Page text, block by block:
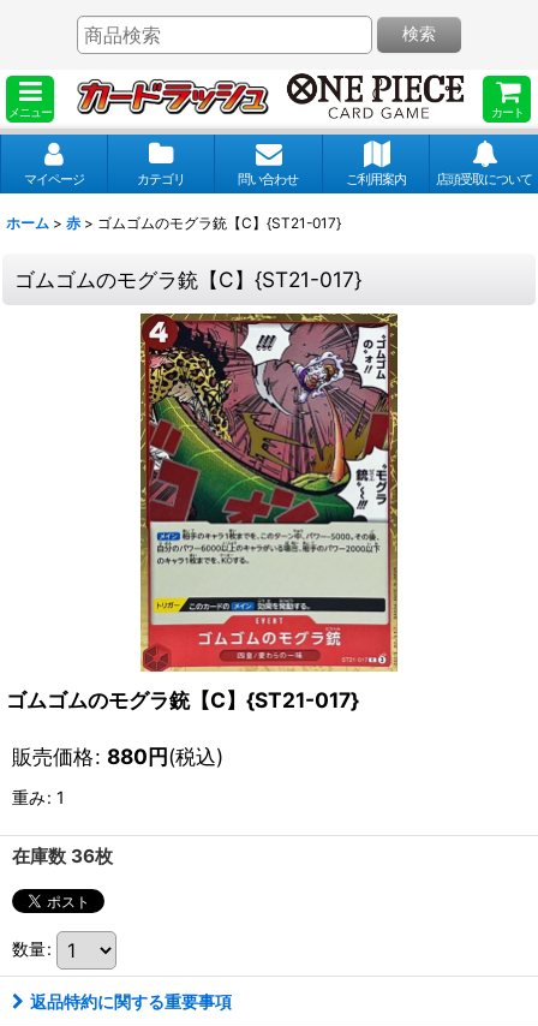
メニュー カート
検索
マイページ カテゴリ 問い合わせ ご利用案内 店頭受取について
ホーム > 赤 > ゴムゴムのモグラ銃【C】{ST21-017}
ゴムゴムのモグラ銃【C】{ST21-017}
ゴムゴムのモグラ銃【C】{ST21-017}
販売価格: 880円(税込)
重み: 1
在庫数 36枚
数量:
返品特約に関する重要事項